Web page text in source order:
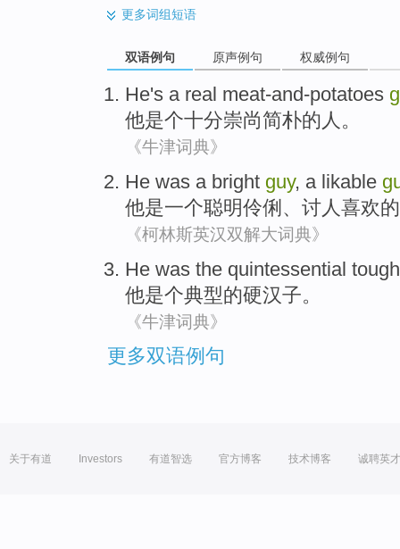
更多词组短语
双语例句 原声例句 权威例句
He's a real meat-and-potatoes
他是个十分崇尚简朴的人。
《牛津词典》
He was a bright guy, a likable
他是一个聪明伶俐、 讨人喜欢
《柯林斯英汉双解大词典》
He was the quintessential
他是个典型的硬汉子。
《牛津词典》
更多双语例句
关于有道 Investors 有道智选 官方博客 技术博客 诚聘英才